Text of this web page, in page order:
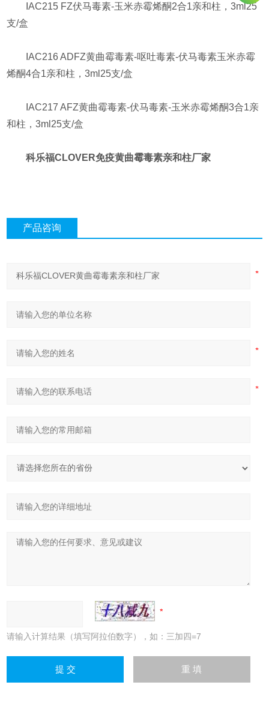
IAC215 FZ伏马毒素-玉米赤霉烯酮2合1亲和柱，3ml25
支/盒
IAC216 ADFZ黄曲霉毒素-呕吐毒素-伏马毒素玉米赤霉
烯酮4合1亲和柱，3ml25支/盒
IAC217 AFZ黄曲霉毒素-伏马毒素-玉米赤霉烯酮3合1亲
和柱，3ml25支/盒
科乐福CLOVER免疫黄曲霉毒素亲和柱厂家
产品咨询
请输入计算结果（填写阿拉伯数字），如：三加四=7